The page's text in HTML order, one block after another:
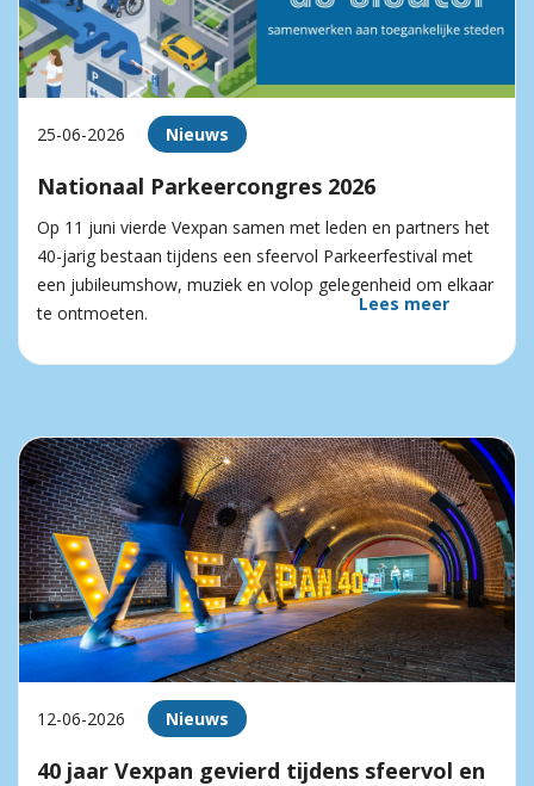
25-06-2026 Nieuws
Nationaal Parkeercongres 2026
Op 11 juni vierde Vexpan samen met leden en partners het
40-jarig bestaan tijdens een sfeervol Parkeerfestival met
een jubileumshow, muziek en volop gelegenheid om elkaar
te ontmoeten.
Lees meer
12-06-2026 Nieuws
40 jaar Vexpan gevierd tijdens sfeervol en